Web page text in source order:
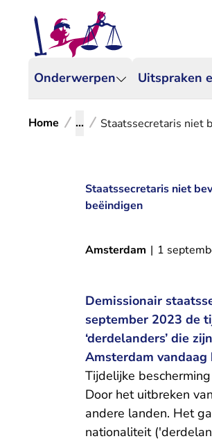
Onderwerpen Uitspraken
Home ... Staatssecretaris niet
Staatssecretaris niet
beëindigen
Amsterdam | 1
Demissionair
september 2023 de
‘derdelanders’ die
Amsterdam vandaag
Tijdelijke bescherming
Door het uitbreken
andere landen. Het
nationaliteit